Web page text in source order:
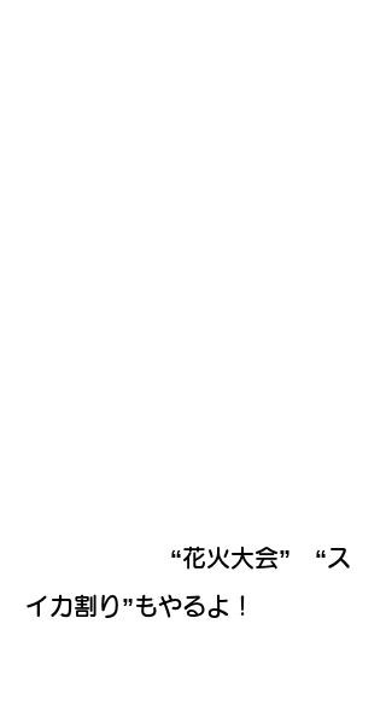
“花火大会” “ス
イカ割り”もやるよ！